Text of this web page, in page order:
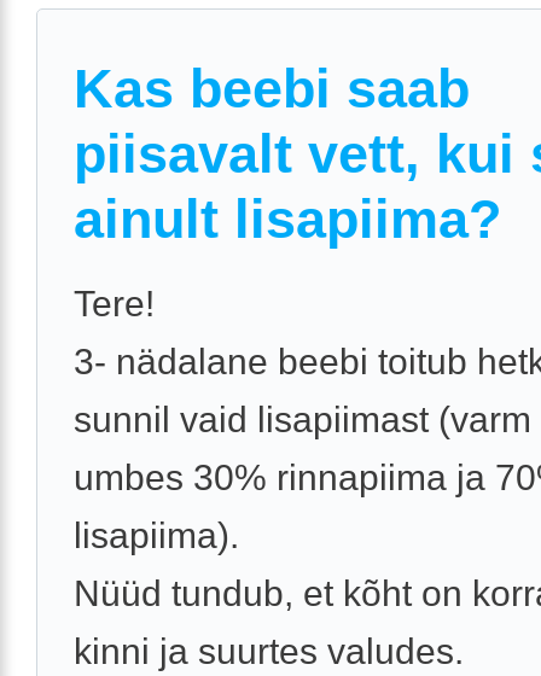
Kas beebi saab
piisavalt vett, kui
ainult lisapiima?
Tere!
3- nädalane beebi toitub
sunnil vaid lisapiimast (varm
umbes 30% rinnapiima ja
lisapiima).
Nüüd tundub, et kõht on
kinni ja suurtes valudes.